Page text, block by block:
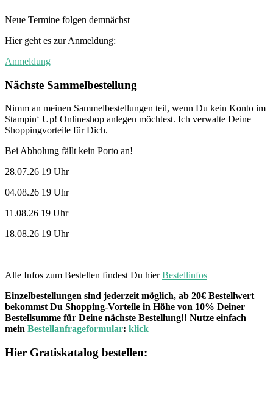
Neue Termine folgen demnächst
Hier geht es zur Anmeldung:
Anmeldung
Nächste Sammelbestellung
Nimm an meinen Sammelbestellungen teil, wenn Du kein Konto im
Stampin‘ Up! Onlineshop anlegen möchtest. Ich verwalte Deine
Shoppingvorteile für Dich.
Bei Abholung fällt kein Porto an!
28.07.26 19 Uhr
04.08.26 19 Uhr
11.08.26 19 Uhr
18.08.26 19 Uhr
Alle Infos zum Bestellen findest Du hierBestellinfos
Einzelbestellungen sind jederzeit möglich, ab 20€ Bestellwert
bekommst Du Shopping-Vorteile in Höhe von 10% Deiner
Bestellsumme für Deine nächste Bestellung!! Nutze einfach
mein Bestellanfrageformular: klick
Hier Gratiskatalog bestellen: